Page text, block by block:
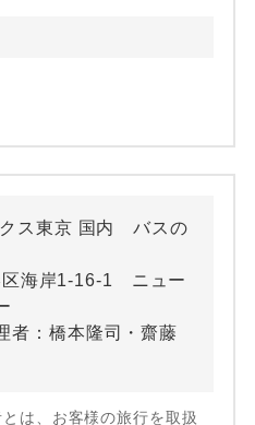
ス東京 国内 バスの
海岸1-16-1 ニュー
者：橋本隆司・齋藤
は、お客様の旅行を取扱